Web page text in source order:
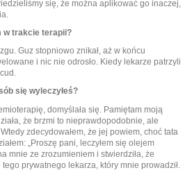
się, że można aplikować go inaczej,
w trakcie terapii?
Guz stopniowo znikał, aż w końcu
i nic nie odrosło. Kiedy lekarze patrzyli
się wyleczyłeś?
domyślała się. Pamiętam moją
że brzmi to nieprawdopodobnie, ale
zdecydowałem, że jej powiem, choć tata
„Proszę pani, leczyłem się olejem
mnie ze zrozumieniem i stwierdziła, że
prywatnego lekarza, który mnie prowadził.